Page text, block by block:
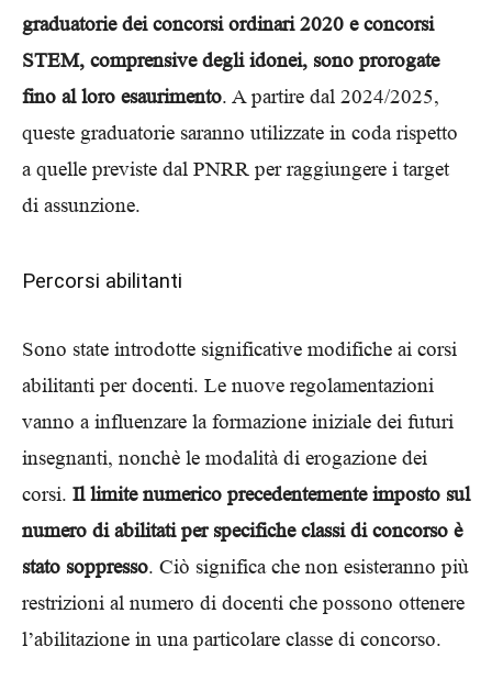
graduatorie dei concorsi ordinari 2020 e concorsi
STEM, comprensive degli idonei, sono prorogate
fino al loro esaurimento. A partire dal 2024/2025,
queste graduatorie saranno utilizzate in coda rispetto
a quelle previste dal PNRR per raggiungere i target
di assunzione.
Percorsi abilitanti
Sono state introdotte significative modifiche ai corsi
abilitanti per docenti. Le nuove regolamentazioni
vanno a influenzare la formazione iniziale dei futuri
insegnanti, nonchè le modalità di erogazione dei
corsi. Il limite numerico precedentemente imposto sul
numero di abilitati per specifiche classi di concorso è
stato soppresso. Ciò significa che non esisteranno più
restrizioni al numero di docenti che possono ottenere
l’abilitazione in una particolare classe di concorso.